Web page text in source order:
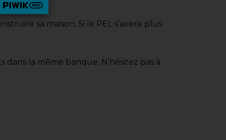
sa maison. Si le PEL s’avère plus
la même banque. N’hésitez pas à